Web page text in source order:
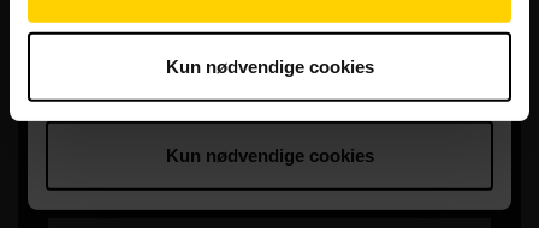
Kun nødvendige cookies